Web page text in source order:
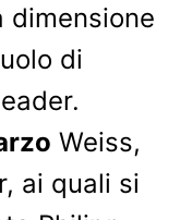
dimensione
di
Weiss,
ai quali si